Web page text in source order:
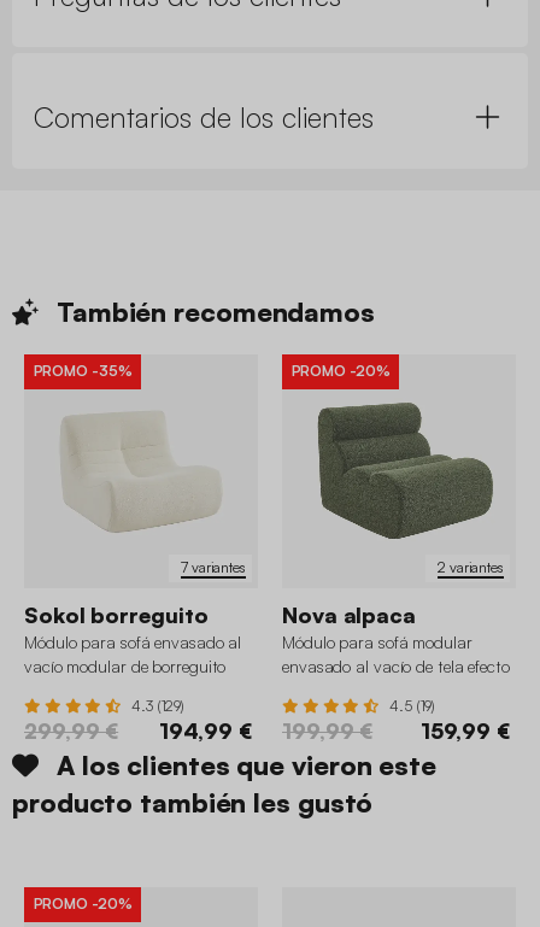
Comentarios de los clientes
También recomendamos
7 variantes
PROMO -35%
Sokol borreguito
Módulo para sofá envasado al
vacío modular de borreguito
4.3 (129)
299,99 € 194,99 €
2 variantes
PROMO -20%
Nova alpaca
Módulo para sofá modular
envasado al vacío de tela efecto
4.5 (19)
199,99 € 159,99 €
A los clientes que vieron este
producto también les gustó
PROMO -20%